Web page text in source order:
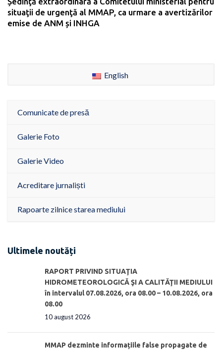
situaţii de urgenţă al MMAP, ca urmare a avertizărilor
emise de ANM și INHGA
English
Comunicate de presă
Galerie Foto
Galerie Video
Acreditare jurnaliști
Rapoarte zilnice starea mediului
Ultimele noutăți
RAPORT PRIVIND SITUAŢIA
HIDROMETEOROLOGICĂ ŞI A CALITĂŢII MEDIULUI
în intervalul 07.08.2026, ora 08.00 – 10.08.2026, ora
08.00
10 august 2026
MMAP dezminte informațiile false propagate de